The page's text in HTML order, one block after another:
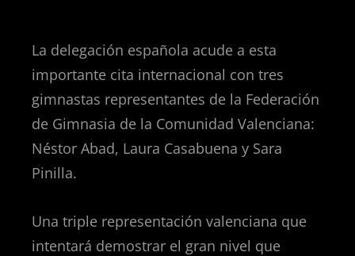
La delegación española acude a esta
importante cita internacional con tres
gimnastas representantes de la Federación
de Gimnasia de la Comunidad Valenciana:
Néstor Abad, Laura Casabuena y Sara
Pinilla.
Una triple representación valenciana que
intentará demostrar el gran nivel que